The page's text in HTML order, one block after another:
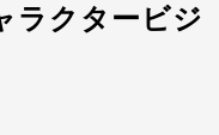
ラクタービジ